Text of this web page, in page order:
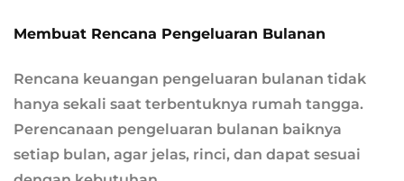
Membuat Rencana Pengeluaran Bulanan
Rencana keuangan pengeluaran bulanan tidak
hanya sekali saat terbentuknya rumah tangga.
Perencanaan pengeluaran bulanan baiknya
setiap bulan, agar jelas, rinci, dan dapat sesuai